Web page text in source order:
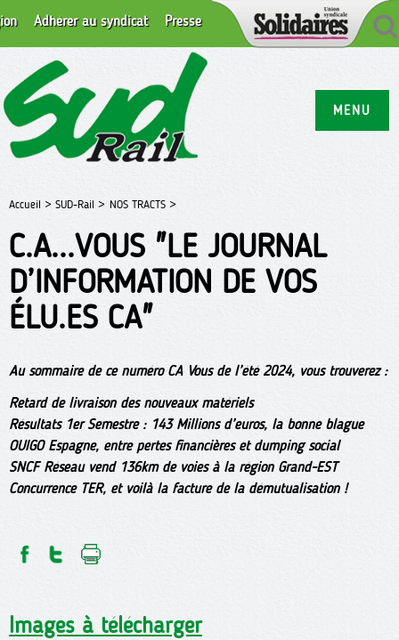
MENU
Adhérer au syndicat Presse
Accueil > SUD-Rail > NOS TRACTS >
C.A...VOUS "LE JOURNAL
D’INFORMATION DE VOS
ÉLU.ES CA"
Au sommaire de ce numéro CA Vous de l’été 2024, vous trouverez :
Retard de livraison des nouveaux matériels
Résultats 1er Semestre : 143 Millions d’euros, la bonne blague
OUIGO Espagne, entre pertes financières et dumping social
SNCF Réseau vend 136km de voies à la région Grand-EST
Concurrence TER, et voilà la facture de la démutualisation !
Images à télécharger